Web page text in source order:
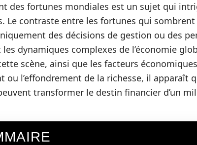
des fortunes mondiales est un sujet qui
Le contraste entre les fortunes qui
des décisions de gestion ou des
dynamiques complexes de l’économie
scène, ainsi que les facteurs
ou l’effondrement de la richesse, il apparaît
transformer le destin financier d’un